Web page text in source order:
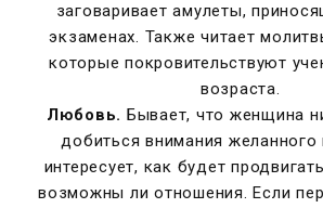
заговаривает амулеты,
экзаменах. Также читает
которые покровительствуют
возраста.
Любовь. Бывает, что женщина
добиться внимания
интересует, как будет
возможны ли отношения. Если